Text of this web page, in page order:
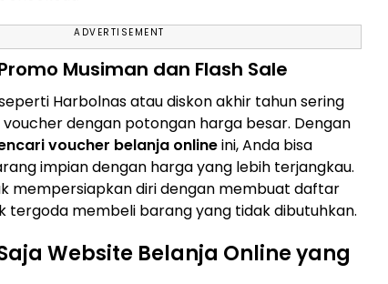
ADVERTISEMENT
Musiman dan Flash Sale
Harbolnas atau diskon akhir tahun sering
dengan potongan harga besar. Dengan
voucher belanja onlineini, Anda bisa
impian dengan harga yang lebih terjangkau.
mempersiapkan diri dengan membuat daftar
tergoda membeli barang yang tidak dibutuhkan.
Website Belanja Online yang